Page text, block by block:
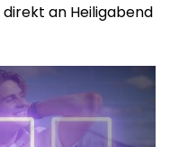
an Heiligabend